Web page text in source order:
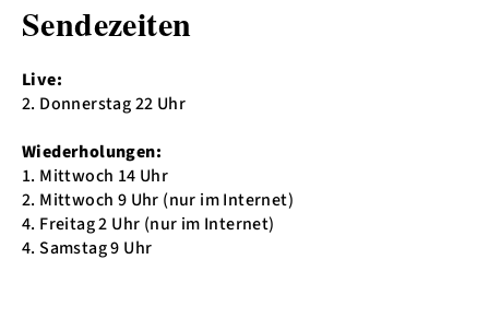
Sendezeiten
Live:
2. Donnerstag 22 Uhr
Wiederholungen:
1. Mittwoch 14 Uhr
2. Mittwoch 9 Uhr (nur im Internet)
4. Freitag 2 Uhr (nur im Internet)
4. Samstag 9 Uhr